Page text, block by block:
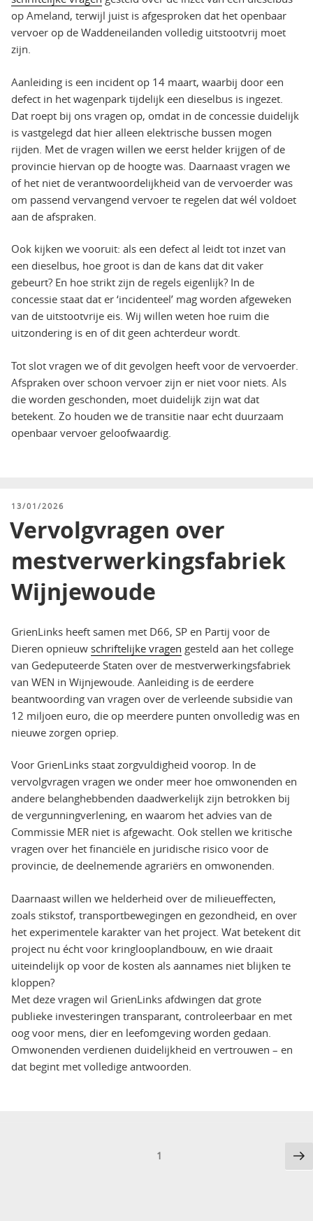
op Ameland, terwijl juist is afgesproken dat het openbaar
vervoer op de Waddeneilanden volledig uitstootvrij moet
zijn.
Aanleiding is een incident op 14 maart, waarbij door een
defect in het wagenpark tijdelijk een dieselbus is ingezet.
Dat roept bij ons vragen op, omdat in de concessie duidelijk
is vastgelegd dat hier alleen elektrische bussen mogen
rijden. Met de vragen willen we eerst helder krijgen of de
provincie hiervan op de hoogte was. Daarnaast vragen we
of het niet de verantwoordelijkheid van de vervoerder was
om passend vervangend vervoer te regelen dat wél voldoet
aan de afspraken.
Ook kijken we vooruit: als een defect al leidt tot inzet van
een dieselbus, hoe groot is dan de kans dat dit vaker
gebeurt? En hoe strikt zijn de regels eigenlijk? In de
concessie staat dat er ‘incidenteel’ mag worden afgeweken
van de uitstootvrije eis. Wij willen weten hoe ruim die
uitzondering is en of dit geen achterdeur wordt.
Tot slot vragen we of dit gevolgen heeft voor de vervoerder.
Afspraken over schoon vervoer zijn er niet voor niets. Als
die worden geschonden, moet duidelijk zijn wat dat
betekent. Zo houden we de transitie naar echt duurzaam
openbaar vervoer geloofwaardig.
GEPLAATST
13/01/2026
Vervolgvragen over
mestverwerkingsfabriek
Wijnjewoude
GrienLinks heeft samen met D66, SP en Partij voor de
Dieren opnieuw schriftelijke vragen gesteld aan het college
van Gedeputeerde Staten over de mestverwerkingsfabriek
van WEN in Wijnjewoude. Aanleiding is de eerdere
beantwoording van vragen over de verleende subsidie van
12 miljoen euro, die op meerdere punten onvolledig was en
nieuwe zorgen opriep.
Voor GrienLinks staat zorgvuldigheid voorop. In de
vervolgvragen vragen we onder meer hoe omwonenden en
andere belanghebbenden daadwerkelijk zijn betrokken bij
de vergunningverlening, en waarom het advies van de
Commissie MER niet is afgewacht. Ook stellen we kritische
vragen over het financiële en juridische risico voor de
provincie, de deelnemende agrariërs en omwonenden.
Daarnaast willen we helderheid over de milieueffecten,
zoals stikstof, transportbewegingen en gezondheid, en over
het experimentele karakter van het project. Wat betekent dit
project nu écht voor kringlooplandbouw, en wie draait
uiteindelijk op voor de kosten als aannames niet blijken te
kloppen?
Met deze vragen wil GrienLinks afdwingen dat grote
publieke investeringen transparant, controleerbaar en met
oog voor mens, dier en leefomgeving worden gedaan.
Omwonenden verdienen duidelijkheid en vertrouwen – en
dat begint met volledige antwoorden.
1